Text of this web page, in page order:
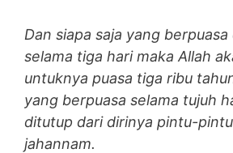
Dan siapa saja yang berpuasa
selama tiga hari maka Allah
untuknya puasa tiga ribu
yang berpuasa selama tujuh
ditutup dari dirinya pintu-
jahannam.